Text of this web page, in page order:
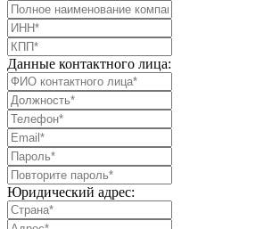
Данные контактного лица:
Юридический адрес: